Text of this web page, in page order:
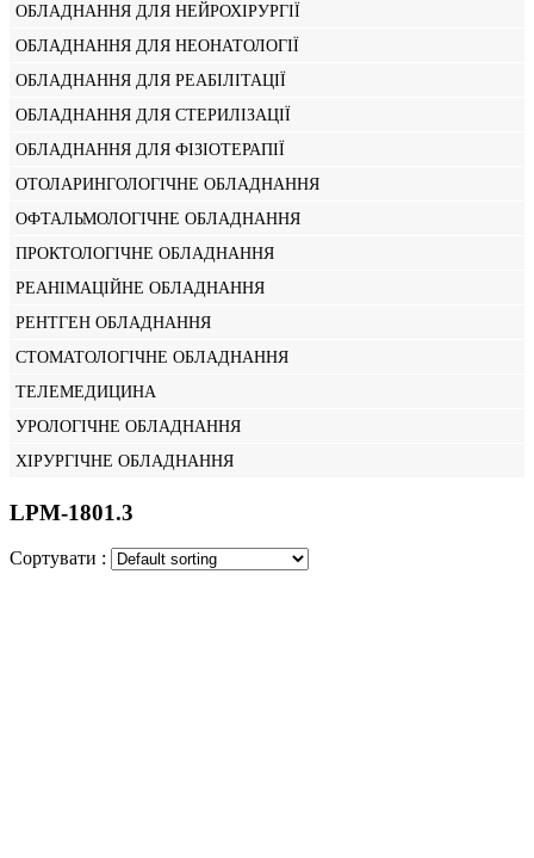
ОБЛАДНАННЯ ДЛЯ НЕЙРОХІРУРГІЇ
ОБЛАДНАННЯ ДЛЯ НЕОНАТОЛОГІЇ
ОБЛАДНАННЯ ДЛЯ РЕАБІЛІТАЦІЇ
ОБЛАДНАННЯ ДЛЯ СТЕРИЛІЗАЦІЇ
ОБЛАДНАННЯ ДЛЯ ФІЗІОТЕРАПІЇ
ОТОЛАРИНГОЛОГІЧНЕ ОБЛАДНАННЯ
ОФТАЛЬМОЛОГІЧНЕ ОБЛАДНАННЯ
ПРОКТОЛОГІЧНЕ ОБЛАДНАННЯ
РЕАНІМАЦІЙНЕ ОБЛАДНАННЯ
РЕНТГЕН ОБЛАДНАННЯ
СТОМАТОЛОГІЧНЕ ОБЛАДНАННЯ
ТЕЛЕМЕДИЦИНА
УРОЛОГІЧНЕ ОБЛАДНАННЯ
ХІРУРГІЧНЕ ОБЛАДНАННЯ
LPM-1801.3
Сортувати :